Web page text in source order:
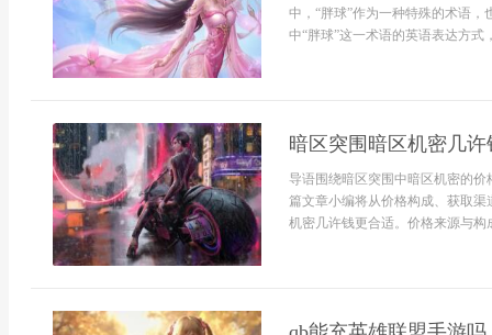
中，“胖球”作为一种特殊的术语
中“胖球”这一术语的英语表达方式
暗区突围暗区机密几许
导语围绕暗区突围中暗区机密的
篇文章小编将从价格构成、获取
机密几许钱更合适。价格来源与